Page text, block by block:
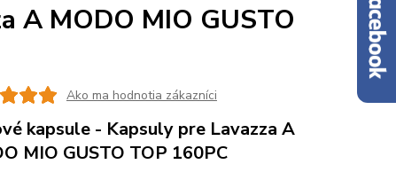
A MODO MIO GUSTO
Ako ma hodnotia zákazníci
kapsule - Kapsuly pre Lavazza A
MIO GUSTO TOP 160PC